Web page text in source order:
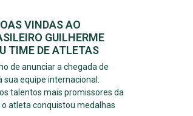
VINDAS AO
GUILHERME
TIME DE ATLETAS
de anunciar a chegada de
sua equipe internacional.
talentos mais promissores da
atleta conquistou medalhas